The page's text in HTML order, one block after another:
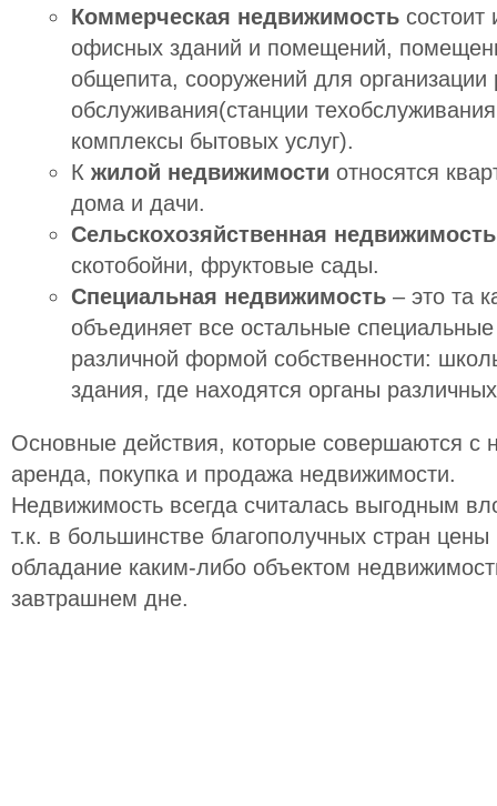
Коммерческая недвижимостьсостоит
офисных зданий и помещений,
общепита, сооружений для организации
обслуживания(станции
комплексы бытовых услуг).
К жилой недвижимости относятся
дома и дачи.
Сельскохозяйственная недвижимость
скотобойни, фруктовые сады.
Специальная недвижимость– это та
объединяет все остальные
различной формой собственности:
здания, где находятся органы
Основные действия, которые совершаются с
аренда, покупка и продажа недвижимости.
Недвижимость всегда считалась выгодным
т.к. в большинстве благополучных стран
обладание каким-либо объектом
завтрашнем дне.